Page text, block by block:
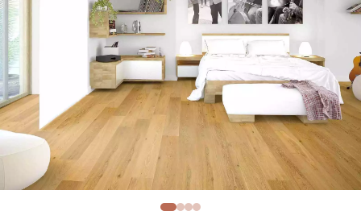
PARQUET EN BOIS EXOTIQUE PARQUET VERNIS
PARQUET HUILÉ PARQUET EN BOIS BRUT
PARQUET VIEILLI PARQUET EN CHÊNE FUMÉ
PARQUET LAMES LARGES XXL PARQUET EN CHÊNE
ACCESSOIRES PARQUET